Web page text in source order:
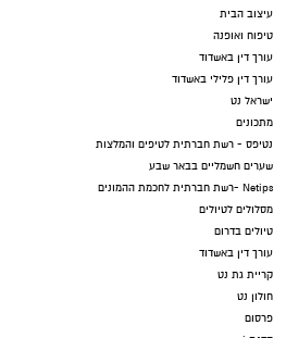
עיצוב הבית
טיפוח ואופנה
עורך דין באשדוד
עורך דין פלילי באשדוד
ישראל נט
מתכונים
נטיפס - רשת חברתית לטיפים והמלצות
שערים חשמליים בבאר שבע
Netips -רשת חברתית לחכמת ההמונים
מסלולים לטיולים
טיולים בדרום
עורך דין באשדוד
קריית גת נט
חולון נט
פרסום